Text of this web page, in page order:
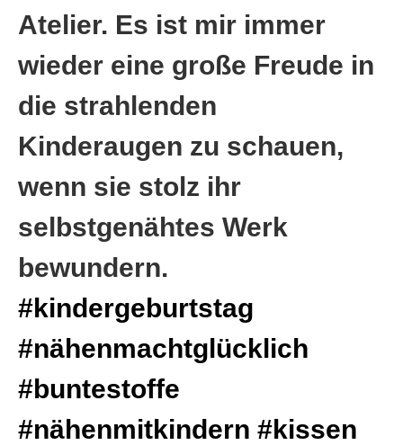
Atelier. Es ist mir immer
wieder eine große Freude in
die strahlenden
Kinderaugen zu schauen,
wenn sie stolz ihr
selbstgenähtes Werk
bewundern.
#kindergeburtstag
#nähenmachtglücklich
#buntestoffe
#nähenmitkindern #kissen